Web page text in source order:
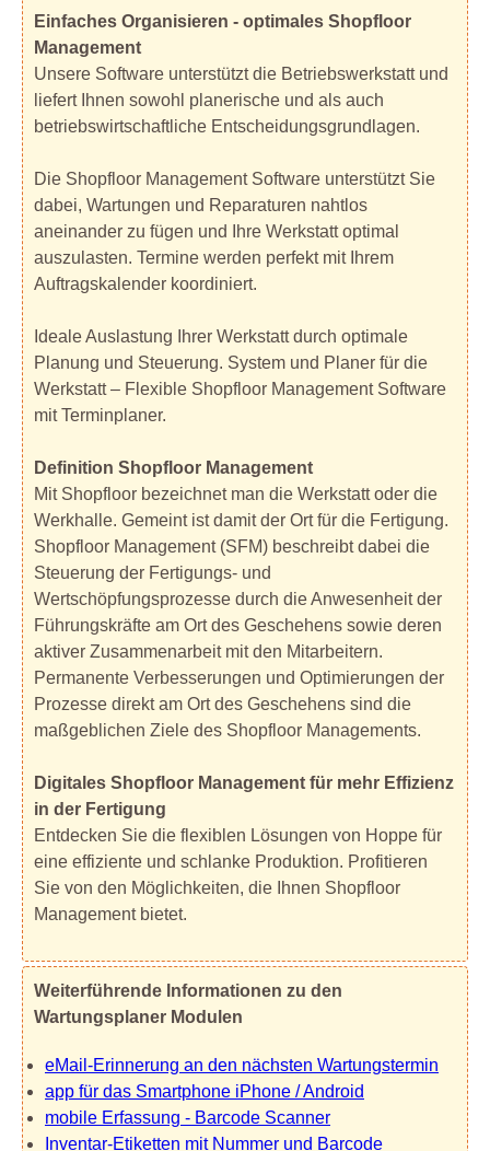
Einfaches Organisieren - optimales Shopfloor
Management
Unsere Software unterstützt die Betriebswerkstatt und
liefert Ihnen sowohl planerische und als auch
betriebswirtschaftliche Entscheidungsgrundlagen.
Die Shopfloor Management Software unterstützt Sie
dabei, Wartungen und Reparaturen nahtlos
aneinander zu fügen und Ihre Werkstatt optimal
auszulasten. Termine werden perfekt mit Ihrem
Auftragskalender koordiniert.
Ideale Auslastung Ihrer Werkstatt durch optimale
Planung und Steuerung. System und Planer für die
Werkstatt – Flexible Shopfloor Management Software
mit Terminplaner.
Definition Shopfloor Management
Mit Shopfloor bezeichnet man die Werkstatt oder die
Werkhalle. Gemeint ist damit der Ort für die Fertigung.
Shopfloor Management (SFM) beschreibt dabei die
Steuerung der Fertigungs- und
Wertschöpfungsprozesse durch die Anwesenheit der
Führungskräfte am Ort des Geschehens sowie deren
aktiver Zusammenarbeit mit den Mitarbeitern.
Permanente Verbesserungen und Optimierungen der
Prozesse direkt am Ort des Geschehens sind die
maßgeblichen Ziele des Shopfloor Managements.
Digitales Shopfloor Management für mehr Effizienz
in der Fertigung
Entdecken Sie die flexiblen Lösungen von Hoppe für
eine effiziente und schlanke Produktion. Profitieren
Sie von den Möglichkeiten, die Ihnen Shopfloor
Management bietet.
Weiterführende Informationen zu den
Wartungsplaner Modulen
eMail-Erinnerung an den nächsten Wartungstermin
app für das Smartphone iPhone / Android
mobile Erfassung - Barcode Scanner
Inventar-Etiketten mit Nummer und Barcode